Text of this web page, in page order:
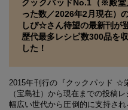
クックパッドNo.1（※殿堂
った数／2026年2月現在）
しぴ☆さん待望の最新刊が
歴代最多レシピ数300品を
した！
2015年刊行の『クックパッド ☆
（宝島社）から現在までの投稿レ
幅広い世代から圧倒的に支持さ